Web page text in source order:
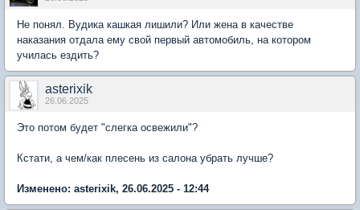
Не понял. Вудика кашкая лишили? Или жена в качестве
наказания отдала ему свой первый автомобиль, на котором
училась ездить?
asterixik
26.06.2025
Это потом будет "слегка освежили"?
Кстати, а чем/как плесень из салона убрать лучше?
Изменено: asterixik, 26.06.2025 - 12:44